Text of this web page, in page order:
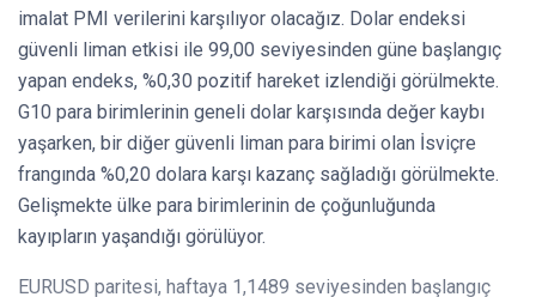
imalat PMI verilerini karşılıyor olacağız. Dolar endeksi
güvenli liman etkisi ile 99,00 seviyesinden güne başlangıç
yapan endeks, %0,30 pozitif hareket izlendiği görülmekte.
G10 para birimlerinin geneli dolar karşısında değer kaybı
yaşarken, bir diğer güvenli liman para birimi olan İsviçre
frangında %0,20 dolara karşı kazanç sağladığı görülmekte.
Gelişmekte ülke para birimlerinin de çoğunluğunda
kayıpların yaşandığı görülüyor.
EURUSD paritesi, haftaya 1,1489 seviyesinden başlangıç